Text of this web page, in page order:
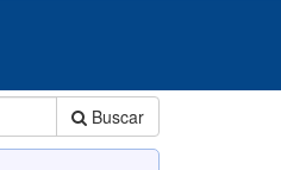
Buscar